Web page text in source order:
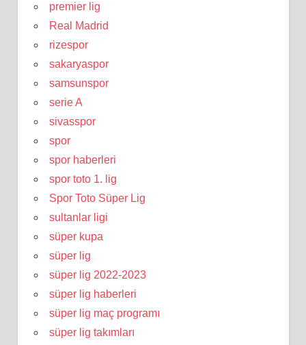
premier lig
Real Madrid
rizespor
sakaryaspor
samsunspor
serie A
sivasspor
spor
spor haberleri
spor toto 1. lig
Spor Toto Süper Lig
sultanlar ligi
süper kupa
süper lig
süper lig 2022-2023
süper lig haberleri
süper lig maç programı
süper lig takımları